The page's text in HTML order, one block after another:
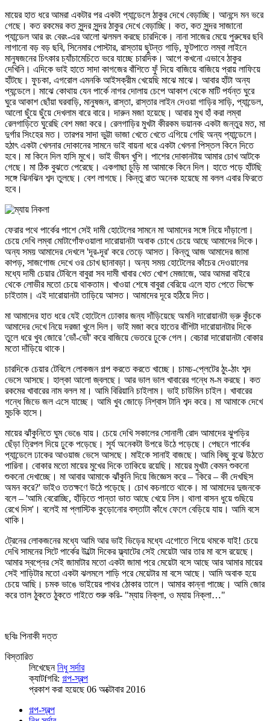
মায়ের হাত ধরে আমরা একটার পর একটা প্যান্ডেলে ঠাকুর দেখে বেড়াচ্ছি। আনন্দে মন ভরে
গেছে। কত রকমের কত সুন্দর সুন্দর ঠাকুর দেখে বেড়াচ্ছি। কত, কত সুন্দর সাজানো
প্যান্ডেল আর রং বেরং-এর আলো ঝলমল করছে চারদিকে। নানা সাজের মেয়ে পুরুষের ছবি
লাগানো বড় বড় ছবি, সিনেমার পোস্টার, রাস্তায় ছুটন্ত গাড়ি, ফুটপাতে লম্বা লাইনে
মানুষজনের চিৎকার চ্যাঁচামেচিতে ভরে যাচ্ছে চারদিক। আগে কখনো এভাবে ঠাকুর
দেখিনি। এদিকে ভাই হাতে সাদা কাগজের বাঁশিতে ফুঁ দিয়ে বাজিয়ে বাজিয়ে প্রায় লাফিয়ে
হাঁটছে। ফুচকা, এগরোল এমনকি আইসক্রীম খেয়েছি মাঝে মাঝে। আবার হাঁটা অন্য
প্যন্ডেলে। মাঝে কোথায় যেন পার্কে নাগর দোলায় চেপে আকাশ থেকে মাটি পর্যন্ত ঘুরে
ঘুরে আকাশ ছোঁয়া ঘরবাড়ি, মানুষজন, রাস্তা, রাস্তার লাইন দেওয়া গাড়ির সাড়ি, প্যান্ডেল,
আলো ছুঁয়ে ছুঁয়ে দেখলাম বারে বারে। দারুন মজা হয়েছে। আবার মুখ হাঁ করা লম্বা
রেলগাড়িতে ঘুরেছি বেশ মজা করে। রেলগাড়ির মুখটা কীরকম ভয়ানক একটা জন্তুর মত, মা
দুর্গার সিংহের মত। তারপর সাদা ভুট্টা ভাজা খেতে খেতে এগিয়ে গেছি অন্য প্যান্ডেলে।
হঠাৎ একটা খেলনার দোকানের সামনে ভাই বায়না ধরে একটা খেলনা পিস্তল কিনে দিতে
হবে। মা কিনে দিল হাসি মুখে। ভাই ভীষন খুশি। পাশের দোকানটায় আমার চোখ আটকে
গেছে। মা ঠিক বুঝতে পেরেছে। একগাছা চুড়ি মা আমাকে কিনে দিল। হাতে পড়ে হাঁটছি
সঙ্গে ঝিনঝিন শব্দ তুলছে। বেশ লাগছে। কিন্তু রাত অনেক হয়েছে মা বলল এবার ফিরতে
হবে।
ফেরার পথে পার্কের পাশে সেই দামী হোটেলের সামনে মা আমাদের সঙ্গে নিয়ে দাঁড়ালো।
চেয়ে দেখি লম্বা মোটাগোঁফওয়ালা দারোয়ানটা অবাক চোখে চেয়ে আছে আমাদের দিকে।
অন্য সময় আমাদের দেখলে 'দূর-দূর' করে তেড়ে আসত। কিন্তু আজ আমাদের জামা
কাপড়, সাজগোজ দেখে ওর চোখ ছানাবড়া। অন্য সময় হোটেলের কাঁচের দেওয়ালের
মধ্যে দামী চেয়ার টেবিলে বাবুরা সব দামী খাবার খেত খোশ মেজাজে, আর আমরা বাইরে
থেকে লোভীর মতো চেয়ে থাকতাম। খাওয়া শেষে বাবুরা বেরিয়ে এলে হাত পেতে ভিক্ষে
চাইতাম। এই দারোয়ানটা তাড়িয়ে আসত। আমাদের দূরে হঠিয়ে দিত।
মা আমাদের হাত ধরে যেই হোটেলে ঢোকার জন্য দাঁড়িয়েছে অমনি দারোয়ানটা ভ্রু কুঁচকে
আমাদের দেখে নিয়ে দরজা খুলে দিল। ভাই মজা করে হাতের বাঁশিটা দারোয়ানটার দিকে
তুলে ধরে খুব জোরে 'ভোঁ-ভোঁ' করে বাজিয়ে ভেতরে ঢুকে গেল। বেচারা দারোয়ানটা বোকার
মতো দাঁড়িয়ে থাকে।
চারদিকে চেয়ার টেবিলে লোকজন গল্প করতে করতে খাচ্ছে। চামচ-প্লেটের ঠুং-ঠাং শব্দ
ভেসে আসছে। হাল্কা আলো জ্বলছে। আর ভাল ভাল খাবারের গন্ধে ম-ম করছে। কত
রকমের খাবারের নাম বলল মা। আমি বিরিয়ানি চাইলাম। ভাই চাউমিন চাইল। খাবারের
গন্ধে জিভে জল এসে যাচ্ছে। আমি খুব জোড়ে নিশ্বাস টানি শব্দ করে। মা আমাকে দেখে
মুচকি হাসে।
মায়ের ঝাঁকুনিতে ঘুম ভেঙে যায়। চেয়ে দেখি সকালের সোনালী রোদ আমাদের ঝুপড়ির
ছেঁড়া ত্রিপল দিয়ে ঢুকে পড়েছে। সূর্য অনেকটা উপরে উঠে পড়েছে। পেছনে পার্কের
প্যান্ডেলে ঢাকের আওয়াজ ভেসে আসছে। মাইকে সানাই বাজছে। আমি কিছু বুঝে উঠতে
পারিনা। বোকার মতো মায়ের মুখের দিকে তাকিয়ে রয়েছি। মায়ের মুখটা কেমন শুকনো
শুকনো দেখাচ্ছে। মা আবার আমাকে ঝাঁকুনি দিয়ে জিজ্ঞেস করে – 'কিরে – কী দেখছিস
অমন করে?' ভাইও ততক্ষণে উঠে পড়েছে। চোখ কচলাতে থাকে। মা আমাদের দুজনকে
বলে – 'আমি বেরোচ্ছি, হাঁড়িতে পান্তা ভাত আছে খেয়ে নিস। থালা বাসন ধুয়ে গুছিয়ে
রেখে দিস'। বলেই মা প্লাস্টিক কুড়োনোর বস্তাটা কাঁধে ফেলে বেড়িয়ে যায়। আমি বসে
থাকি।
ট্রেনের লোকজনের মধ্যে আমি আর ভাই ভিড়ের মধ্যে এগোতে গিয়ে থমকে যাই! চেয়ে
দেখি সামনের সিটে পার্কের উল্টো দিকের ফ্ল্যাটের সেই মেয়েটা আর তার মা বসে রয়েছে।
আমার স্বপ্নের সেই জামাটার মতো একটা জামা পরে মেয়েটা বসে আছে আর আমার মায়ের
সেই শাড়িটার মতো একটা ঝলমলে শাড়ি পরে মেয়েটার মা বসে আছে। আমি অবাক হয়ে
চেয়ে আছি। চমক ভাঙে ভাইয়ের পাথর ঠোকার তালে। আমার কান্না পাচ্ছে। আমি জোর
করে তাল ঠুকতে ঠুকতে গাইতে শুরু করি- "ম্যায় নিক্‌লা, ও ম্যায় নিক্‌লা…"
ছবিঃ পিনাকী দত্ত
বিস্তারিত
লিখেছেননিধু সর্দার
ক্যাটfগরি: গল্প-স্বল্প
প্রকাশ করা হয়েছে 06 অক্টোবার 2016
গল্প-স্বল্প